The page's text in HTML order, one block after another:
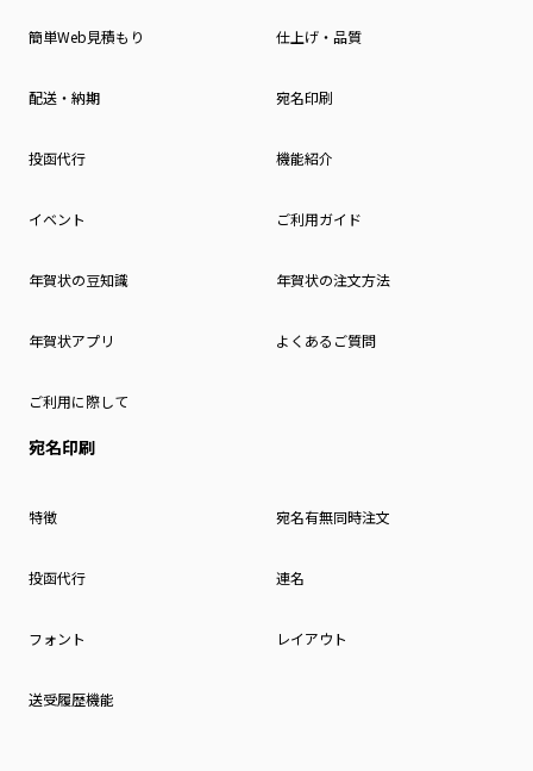
簡単Web見積もり 仕上げ・品質
配送・納期 宛名印刷
投函代行 機能紹介
イベント ご利用ガイド
年賀状の豆知識 年賀状の注文方法
年賀状アプリ よくあるご質問
ご利用に際して
宛名印刷
特徴 宛名有無同時注文
投函代行 連名
フォント レイアウト
送受履歴機能